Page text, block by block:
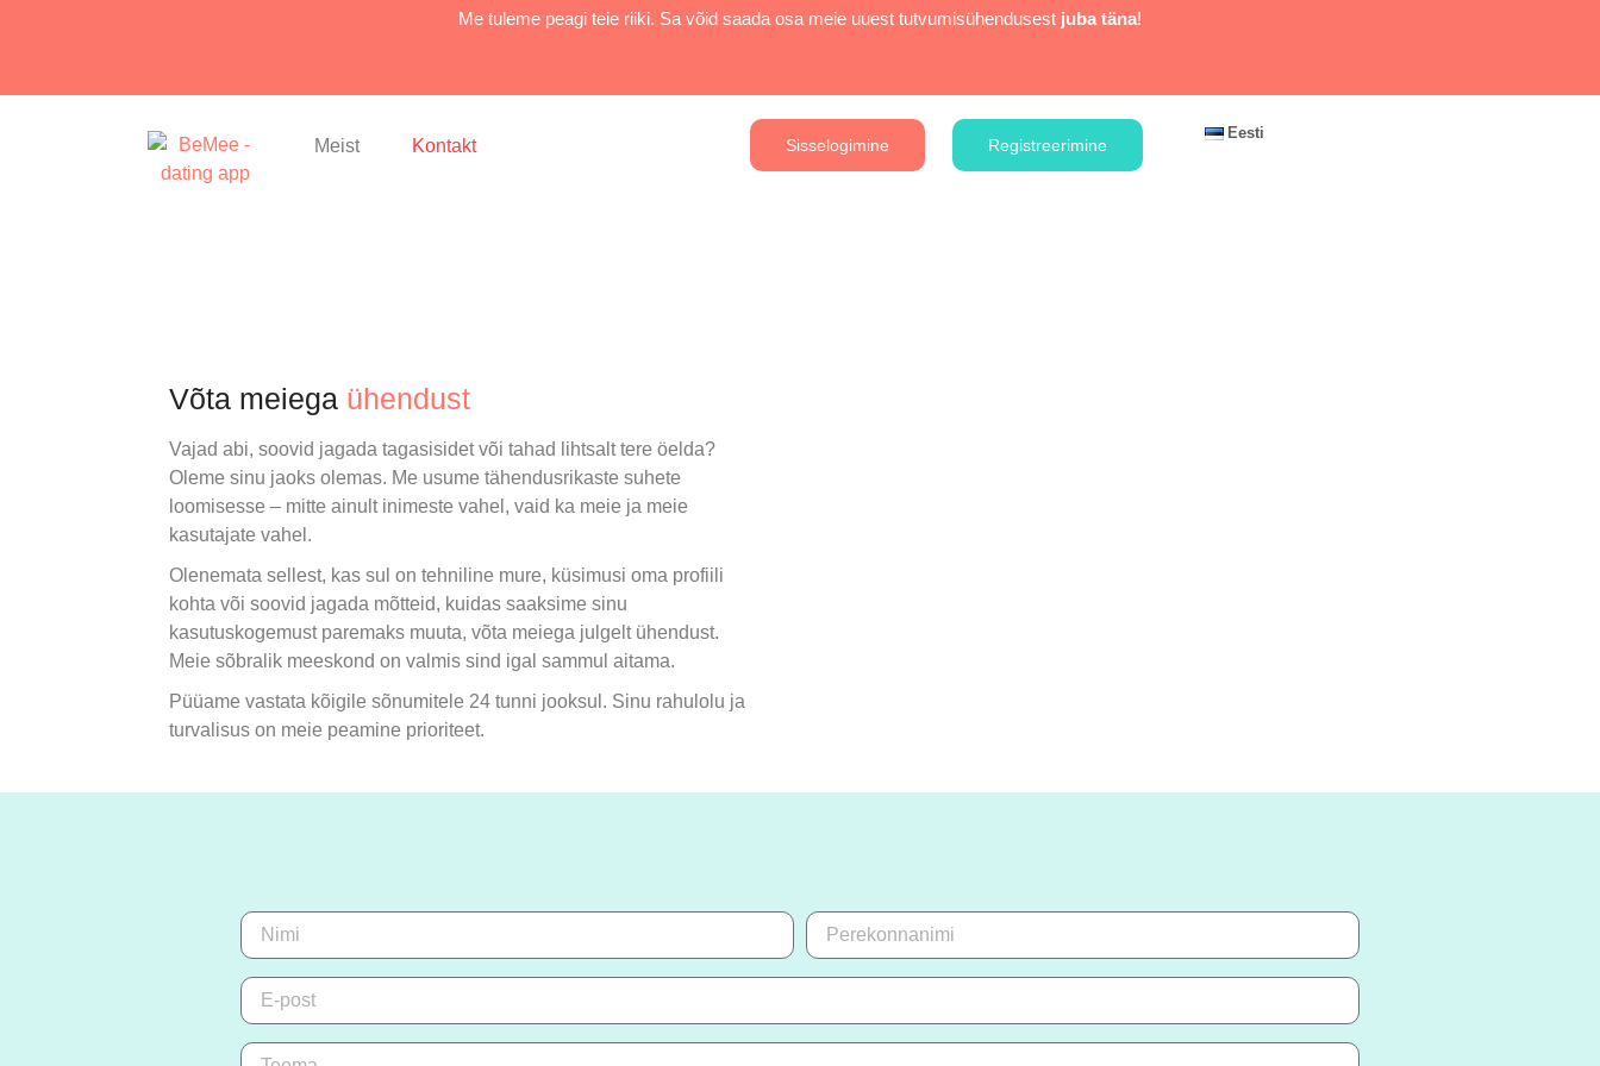
Me tuleme peagi teie riiki. Sa võid saada osa meie uuest tutvumisühendusest juba täna!
Meist Kontakt Sisselogimine Registreerimine
Eesti
Võta meiega ühendust
Vajad abi, soovid jagada tagasisidet või tahad lihtsalt tere öelda?
Oleme sinu jaoks olemas. Me usume tähendusrikaste suhete
loomisesse – mitte ainult inimeste vahel, vaid ka meie ja meie
kasutajate vahel.
Olenemata sellest, kas sul on tehniline mure, küsimusi oma profiili
kohta või soovid jagada mõtteid, kuidas saaksime sinu
kasutuskogemust paremaks muuta, võta meiega julgelt ühendust.
Meie sõbralik meeskond on valmis sind igal sammul aitama.
Püüame vastata kõigile sõnumitele 24 tunni jooksul. Sinu rahulolu ja
turvalisus on meie peamine prioriteet.